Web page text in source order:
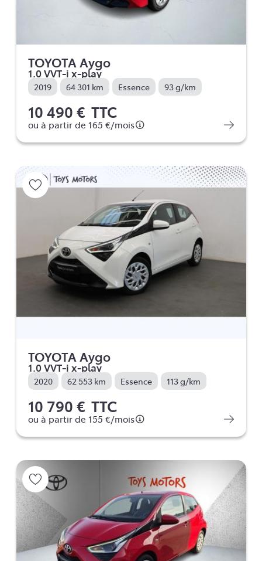
TOYOTA Aygo
1.0 VVT-i x-play
2019 64 301 km Essence 93 g/km
10 490 € TTC
ou à partir de 165 €/mois
TOYOTA Aygo
1.0 VVT-i x-play
2020 62 553 km Essence 113 g/km
10 790 € TTC
ou à partir de 155 €/mois